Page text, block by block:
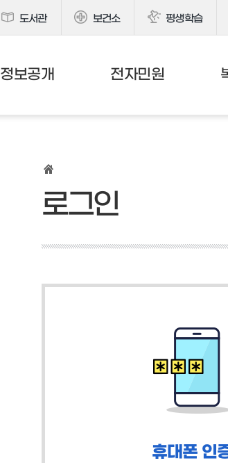
도서관 보건소 평생학습
정보공개 전자민원
로그인
휴대폰 인